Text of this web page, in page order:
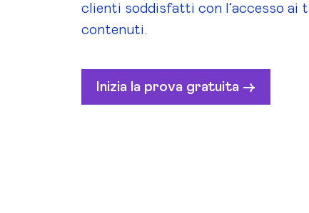
clienti soddisfatti con l’accesso ai
contenuti.
Inizia la prova gratuita ->